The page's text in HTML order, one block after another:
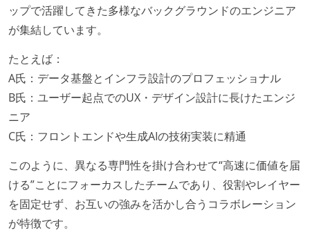
ップで活躍してきた多様なバックグラウンドのエンジニア
が集結しています。
たとえば：
A氏：データ基盤とインフラ設計のプロフェッショナル
B氏：ユーザー起点でのUX・デザイン設計に長けたエンジ
ニア
C氏：フロントエンドや生成AIの技術実装に精通
このように、異なる専門性を掛け合わせて“高速に価値を届
ける”ことにフォーカスしたチームであり、役割やレイヤー
を固定せず、お互いの強みを活かし合うコラボレーション
が特徴です。